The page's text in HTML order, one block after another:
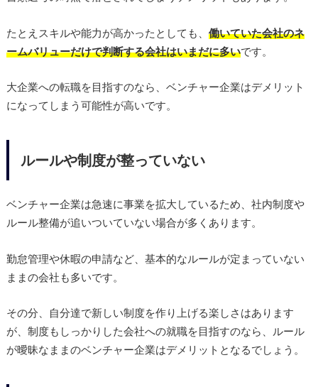
たとえスキルや能力が高かったとしても、 働いていた会社のネ
ームバリューだけで判断する会社はいまだに多いです。
大企業への転職を目指すのなら、ベンチャー企業はデメリット
になってしまう可能性が高いです。
ルールや制度が整っていない
ベンチャー企業は急速に事業を拡大しているため、社内制度や
ルール整備が追いついていない場合が多くあります。
勤怠管理や休暇の申請など、基本的なルールが定まっていない
ままの会社も多いです。
その分、自分達で新しい制度を作り上げる楽しさはあります
が、制度もしっかりした会社への就職を目指すのなら、ルール
が曖昧なままのベンチャー企業はデメリットとなるでしょう。